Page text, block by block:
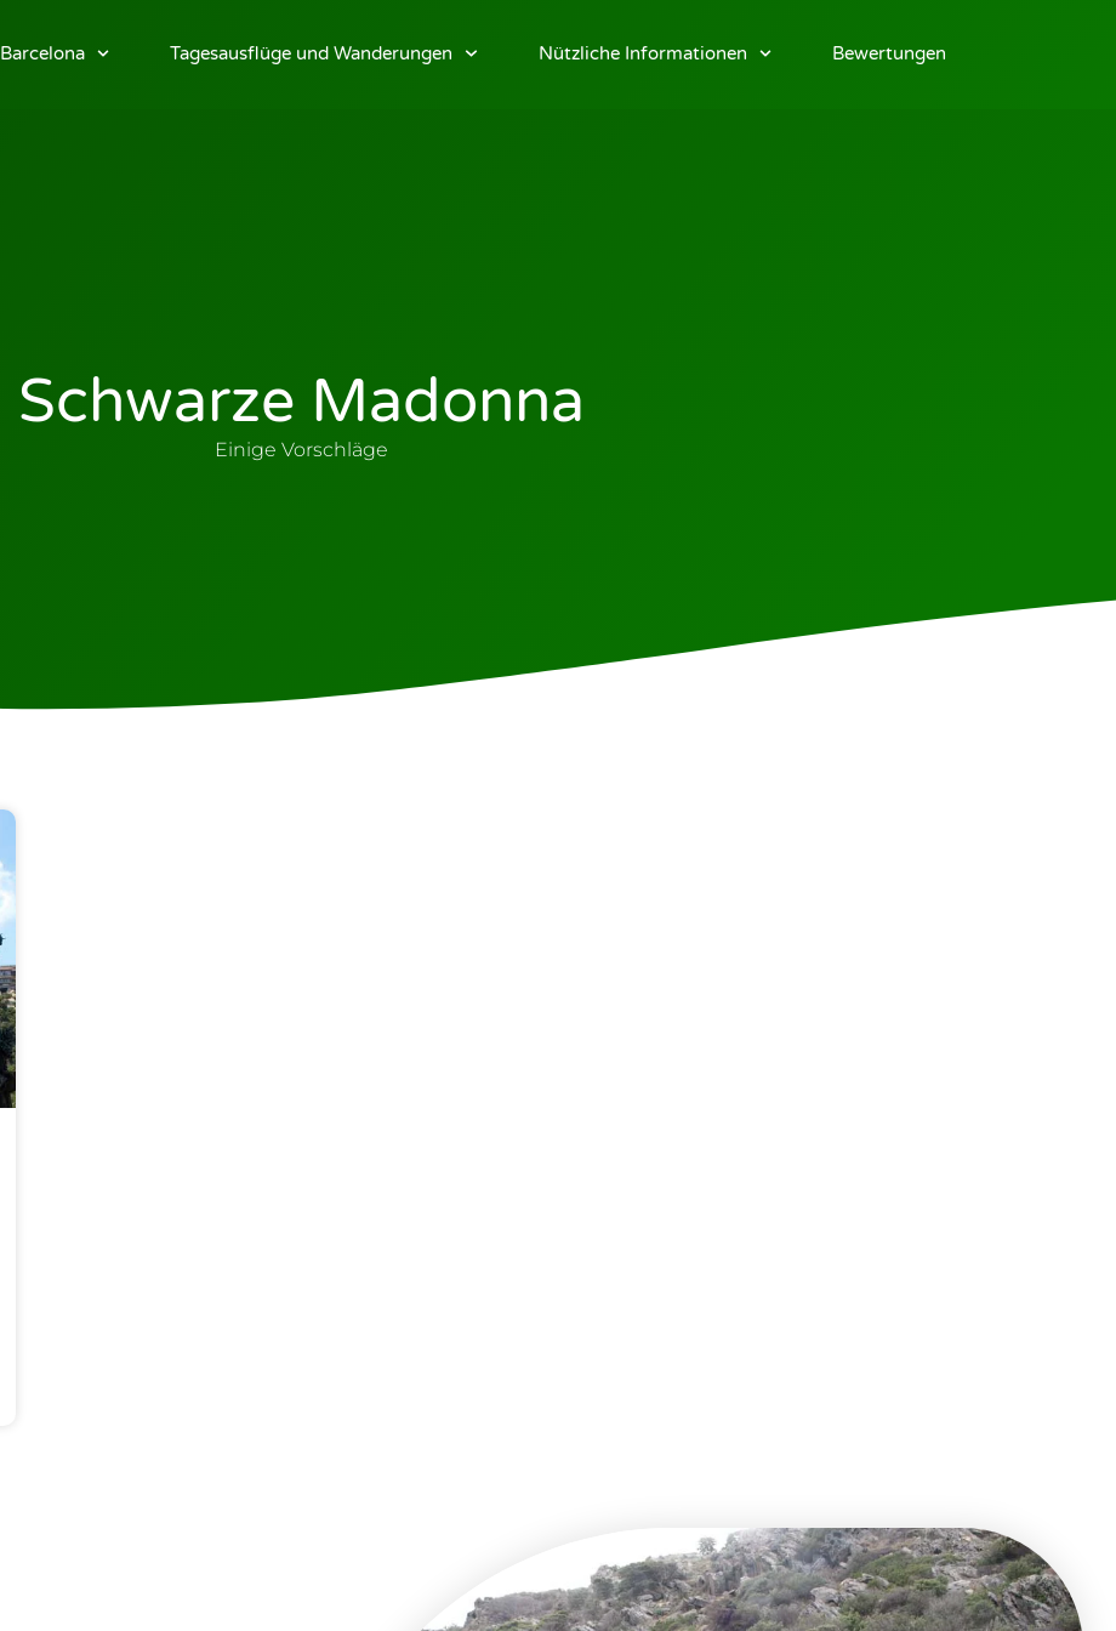
Barcelona Tagesausflüge und Wanderungen Nützliche Informationen Bewertungen
Schwarze Madonna
Einige Vorschläge